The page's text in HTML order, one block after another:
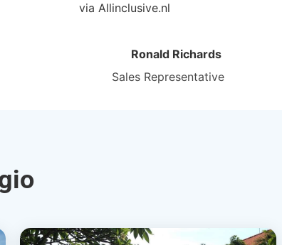
via Allinclusive.nl
Ronald Richards
Sales Representative